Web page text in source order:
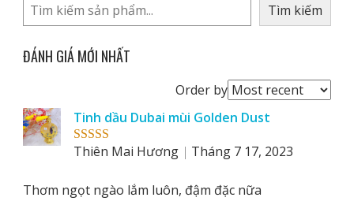
Tìm kiếm
ĐÁNH GIÁ MỚI NHẤT
Order byOrder
by
Rated5 out
Tinh dầu Dubai mùi Golden Dust
Thiên Mai Hương
Tháng 7 17, 2023
Thơm ngọt ngào lắm luôn, đậm đặc nữa